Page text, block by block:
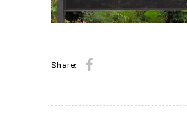
Share: